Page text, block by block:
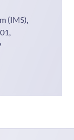
(IMS),